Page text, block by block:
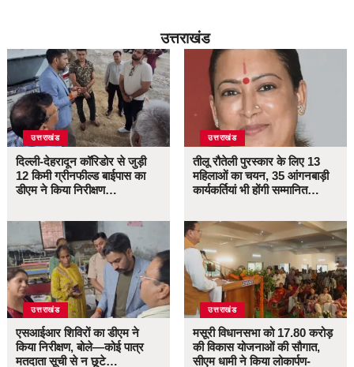
उत्तराखंड
उत्तराखंड
दिल्ली-देहरादून कॉरिडोर से जुड़ी
12 किमी ग्रीनफील्ड बाईपास का
डीएम ने किया निरीक्षण…
उत्तराखंड
एसआईआर शिविरों का डीएम ने
किया निरीक्षण, बोले—कोई पात्र
मतदाता सूची से न छूटे…
उत्तराखंड
तीलू रौतेली पुरस्कार के लिए 13
महिलाओं का चयन, 35 आंगनबाड़ी
कार्यकर्तियां भी होंगी सम्मानित…
उत्तराखंड
मसूरी विधानसभा को 17.80 करोड़
की विकास योजनाओं की सौगात,
सीएम धामी ने किया लोकार्पण-